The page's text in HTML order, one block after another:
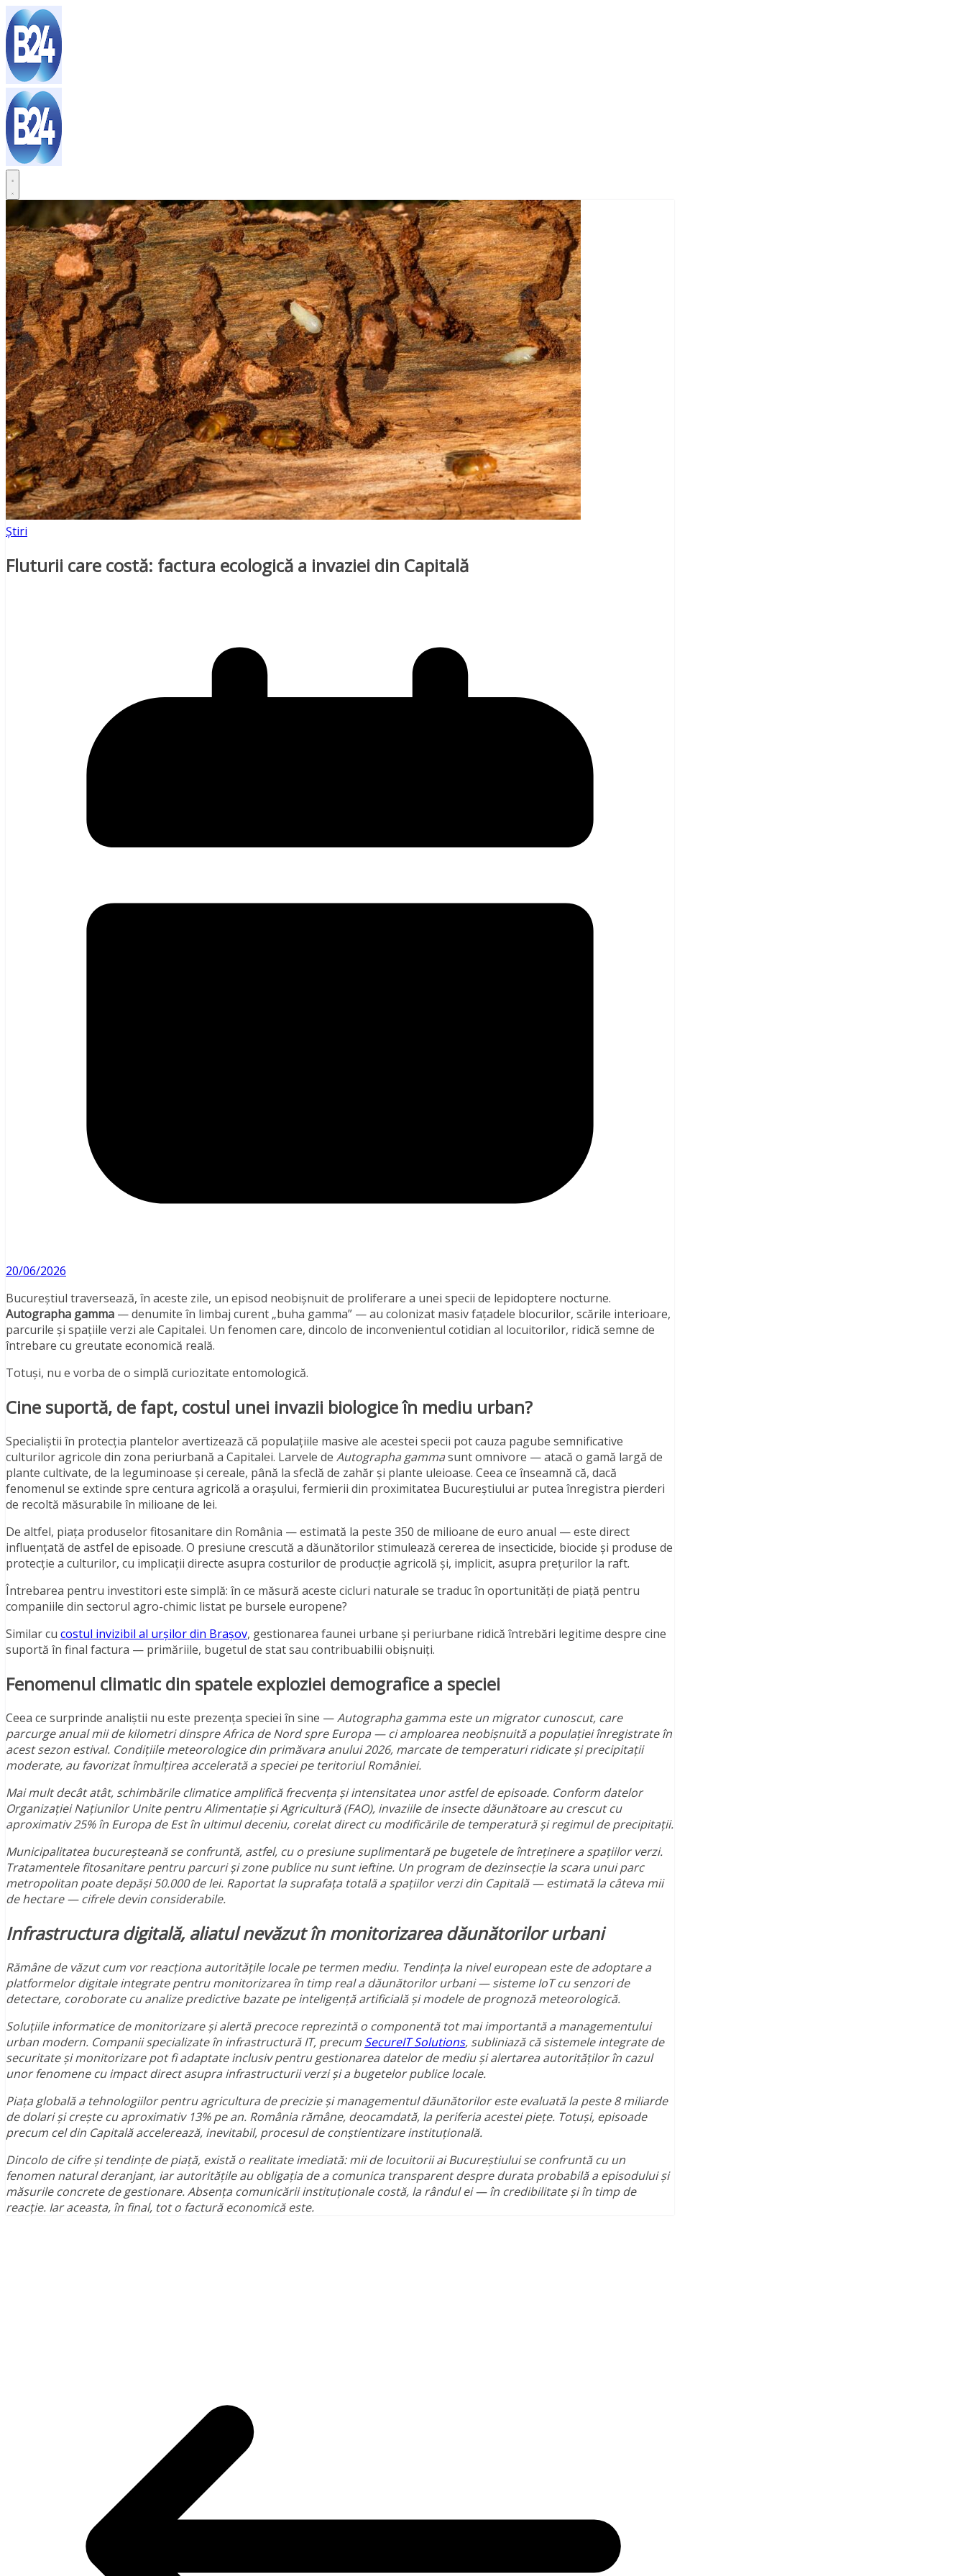
Sari
la
conținut
Știri
Fluturii care costă: factura ecologică a invaziei din Capitală
20/06/2026
Bucureștiul traversează, în aceste zile, un episod neobișnuit de proliferare a unei specii de lepidoptere nocturne.
Autographa gamma — denumite în limbaj curent „buha gamma” — au colonizat masiv fațadele blocurilor, scările interioare,
parcurile și spațiile verzi ale Capitalei. Un fenomen care, dincolo de inconvenientul cotidian al locuitorilor, ridică semne de
întrebare cu greutate economică reală.
Totuși, nu e vorba de o simplă curiozitate entomologică.
Cine suportă, de fapt, costul unei invazii biologice în mediu urban?
Specialiștii în protecția plantelor avertizează că populațiile masive ale acestei specii pot cauza pagube semnificative
culturilor agricole din zona periurbană a Capitalei. Larvele de Autographa gammasunt omnivore — atacă o gamă largă de
plante cultivate, de la leguminoase și cereale, până la sfeclă de zahăr și plante uleioase. Ceea ce înseamnă că, dacă
fenomenul se extinde spre centura agricolă a orașului, fermierii din proximitatea Bucureștiului ar putea înregistra pierderi
de recoltă măsurabile în milioane de lei.
De altfel, piața produselor fitosanitare din România — estimată la peste 350 de milioane de euro anual — este direct
influențată de astfel de episoade. O presiune crescută a dăunătorilor stimulează cererea de insecticide, biocide și produse de
protecție a culturilor, cu implicații directe asupra costurilor de producție agricolă și, implicit, asupra prețurilor la raft.
Întrebarea pentru investitori este simplă: în ce măsură aceste cicluri naturale se traduc în oportunități de piață pentru
companiile din sectorul agro-chimic listat pe bursele europene?
Similar cu costul invizibil al urșilor din Brașov, gestionarea faunei urbane și periurbane ridică întrebări legitime despre cine
suportă în final factura — primăriile, bugetul de stat sau contribuabilii obișnuiți.
Fenomenul climatic din spatele exploziei demografice a speciei
Ceea ce surprinde analiștii nu este prezența speciei în sine —Autographa gamma este un migrator cunoscut, care
parcurge anual mii de kilometri dinspre Africa de Nord spre Europa — ci amploarea neobișnuită a populației înregistrate în
acest sezon estival. Condițiile meteorologice din primăvara anului 2026, marcate de temperaturi ridicate și precipitații
moderate, au favorizat înmulțirea accelerată a speciei pe teritoriul României.
Mai mult decât atât, schimbările climatice amplifică frecvența și intensitatea unor astfel de episoade. Conform datelor
Organizației Națiunilor Unite pentru Alimentație și Agricultură (FAO), invaziile de insecte dăunătoare au crescut cu
aproximativ 25% în Europa de Est în ultimul deceniu, corelat direct cu modificările de temperatură și regimul de precipitații.
Municipalitatea bucureșteană se confruntă, astfel, cu o presiune suplimentară pe bugetele de întreținere a spațiilor verzi.
Tratamentele fitosanitare pentru parcuri și zone publice nu sunt ieftine. Un program de dezinsecție la scara unui parc
metropolitan poate depăși 50.000 de lei. Raportat la suprafața totală a spațiilor verzi din Capitală — estimată la câteva mii
de hectare — cifrele devin considerabile.
Infrastructura digitală, aliatul nevăzut în monitorizarea dăunătorilor urbani
Rămâne de văzut cum vor reacționa autoritățile locale pe termen mediu. Tendința la nivel european este de adoptare a
platformelor digitale integrate pentru monitorizarea în timp real a dăunătorilor urbani — sisteme IoT cu senzori de
detectare, coroborate cu analize predictive bazate pe inteligență artificială și modele de prognoză meteorologică.
Soluțiile informatice de monitorizare și alertă precoce reprezintă o componentă tot mai importantă a managementului
urban modern. Companii specializate în infrastructură IT, precum SecureIT Solutions, subliniază că sistemele integrate de
securitate și monitorizare pot fi adaptate inclusiv pentru gestionarea datelor de mediu și alertarea autorităților în cazul
unor fenomene cu impact direct asupra infrastructurii verzi și a bugetelor publice locale.
Piața globală a tehnologiilor pentru agricultura de precizie și managementul dăunătorilor este evaluată la peste 8 miliarde
de dolari și crește cu aproximativ 13% pe an. România rămâne, deocamdată, la periferia acestei piețe. Totuși, episoade
precum cel din Capitală accelerează, inevitabil, procesul de conștientizare instituțională.
Dincolo de cifre și tendințe de piață, există o realitate imediată: mii de locuitorii ai Bucureștiului se confruntă cu un
fenomen natural deranjant, iar autoritățile au obligația de a comunica transparent despre durata probabilă a episodului și
măsurile concrete de gestionare. Absența comunicării instituționale costă, la rândul ei — în credibilitate și în timp de
reacție. Iar aceasta, în final, tot o factură economică este.